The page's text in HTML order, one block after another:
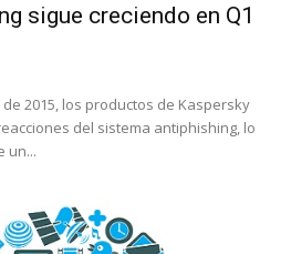
sigue creciendo en Q1
2015, los productos de Kaspersky
del sistema antiphishing, lo
un...